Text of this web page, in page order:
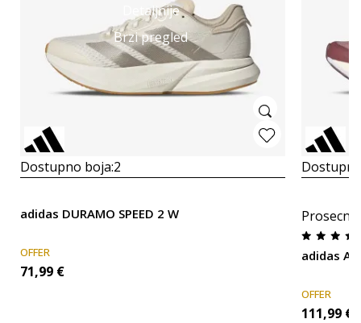
Detaljnije
Brzi pregled
Dostupno boja:2
adidas DURAMO SPEED 2 W
OFFER
71,99 €
adidas
OFFER
111,99 €